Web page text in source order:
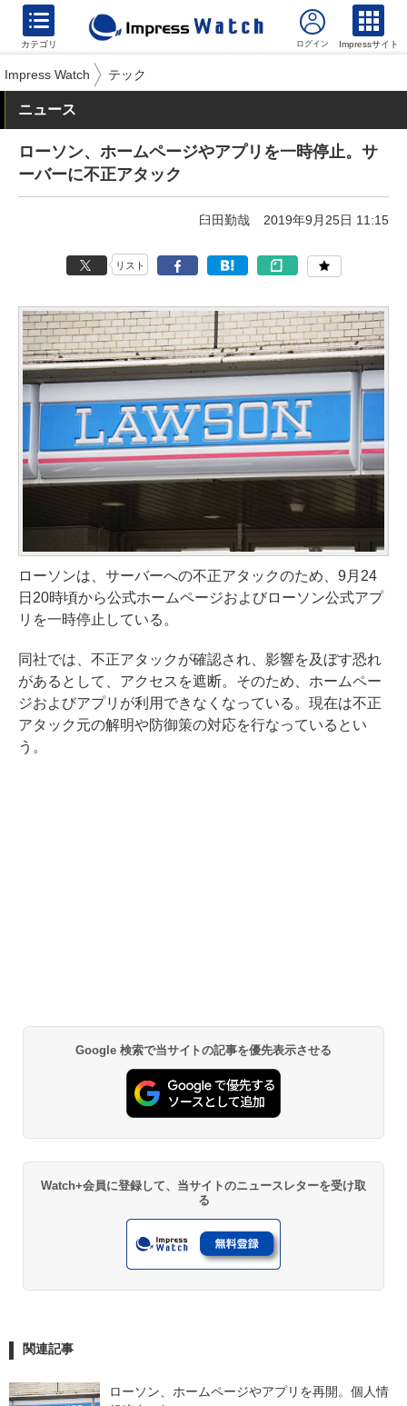
カテゴリ Impressサイト
Impress Watch テック
ニュース
ローソン、ホームページやアプリを一時停止。サ
ーバーに不正アタック
臼田勤哉 2019年9月25日 11:15
リスト
ローソンは、サーバーへの不正アタックのため、9月24
日20時頃から公式ホームページおよびローソン公式アプ
リを一時停止している。
同社では、不正アタックが確認され、影響を及ぼす恐れ
があるとして、アクセスを遮断。そのため、ホームペー
ジおよびアプリが利用できなくなっている。現在は不正
アタック元の解明や防御策の対応を行なっているとい
う。
Google 検索で当サイトの記事を優先表示させる
Watch+会員に登録して、当サイトのニュースレターを受け取
る
関連記事
ローソン、ホームページやアプリを再開。個人情